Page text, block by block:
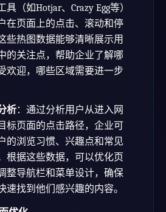
具（如Hotjar、Crazy Egg等）
在页面上的点击、滚动和停
些热图数据能够清晰展示用
的关注点，帮助企业了解哪
欢迎，哪些区域需要进一步
析：通过分析用户从进入网
标页面的点击路径，企业可
的浏览习惯、兴趣点和常见
根据这些数据，可以优化页
整导航栏和菜单设计，确保
速找到他们感兴趣的内容。